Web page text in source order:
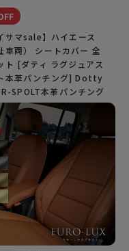
サマsale】ハイエース
車両） シートカバー 全
ト [ダティ ラグジュアス
本革パンチング] Dotty
SPOLT本革パンチング